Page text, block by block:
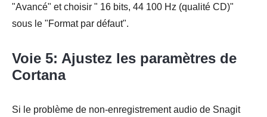
"Avancé" et choisir " 16 bits, 44 100 Hz (qualité CD)"
sous le "Format par défaut".
Voie 5: Ajustez les paramètres de
Cortana
Si le problème de non-enregistrement audio de Snagit